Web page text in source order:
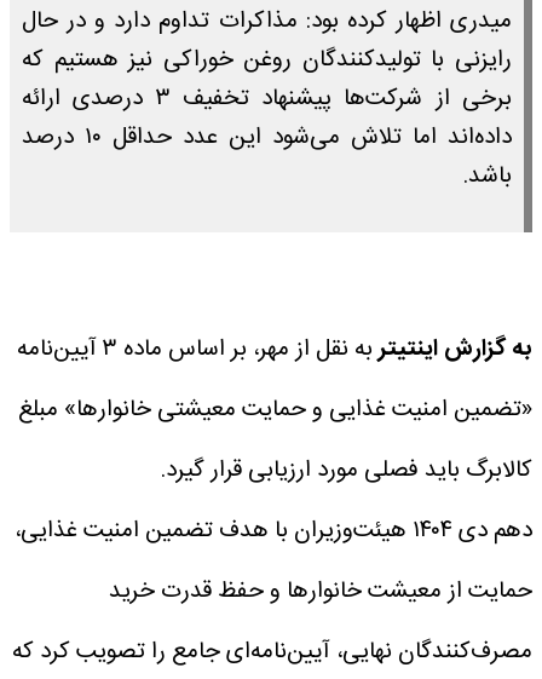
میدری اظهار کرده بود: مذاکرات تداوم دارد و در حال
رایزنی با تولیدکنندگان روغن خوراکی نیز هستیم که
برخی از شرکت‌ها پیشنهاد تخفیف ۳ درصدی ارائه
داده‌اند اما تلاش می‌شود این عدد حداقل ۱۰ درصد
باشد.
به گزارش اینتیتر
به نقل از مهر، بر اساس ماده ۳ آیین‌نامه
«تضمین امنیت غذایی و حمایت معیشتی خانوارها» مبلغ
کالابرگ باید فصلی مورد ارزیابی قرار گیرد.
دهم دی ۱۴۰۴ هیئت‌وزیران با هدف تضمین امنیت غذایی،
حمایت از معیشت خانوارها و حفظ قدرت خرید
مصرف‌کنندگان نهایی، آیین‌نامه‌ای جامع را تصویب کرد که